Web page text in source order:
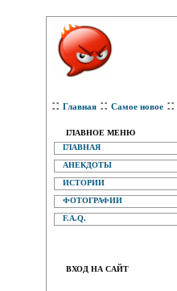
:: Главная :: Самое новое ::
ГЛАВНОЕ МЕНЮ
ГЛАВНАЯ
АНЕКДОТЫ
ИСТОРИИ
ФОТОГРАФИИ
F.A.Q.
ВХОД НА САЙТ